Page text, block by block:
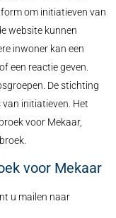
om initiatieven van
website kunnen
inwoner kan een
een reactie geven.
De stichting
initiatieven. Het
voor Mekaar,
voor Mekaar
u mailen naar